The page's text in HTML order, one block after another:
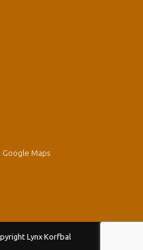
Google Maps
Lynx Korfbal